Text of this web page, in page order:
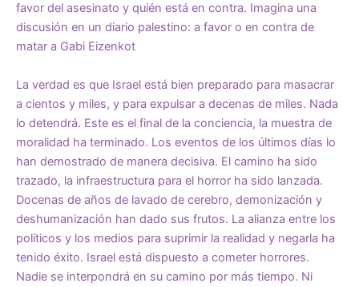
favor del asesinato y quién está en contra. Imagina una
discusión en un diario palestino: a favor o en contra de
matar a Gabi Eizenkot
La verdad es que Israel está bien preparado para masacrar
a cientos y miles, y para expulsar a decenas de miles. Nada
lo detendrá. Este es el final de la conciencia, la muestra de
moralidad ha terminado. Los eventos de los últimos días lo
han demostrado de manera decisiva. El camino ha sido
trazado, la infraestructura para el horror ha sido lanzada.
Docenas de años de lavado de cerebro, demonización y
deshumanización han dado sus frutos. La alianza entre los
políticos y los medios para suprimir la realidad y negarla ha
tenido éxito. Israel está dispuesto a cometer horrores.
Nadie se interpondrá en su camino por más tiempo. Ni